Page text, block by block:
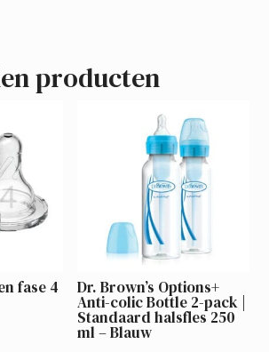
producten
fase 4 Dr. Brown’s Options+
Anti-colic Bottle 2-pack |
Standaard halsfles 250
ml – Blauw